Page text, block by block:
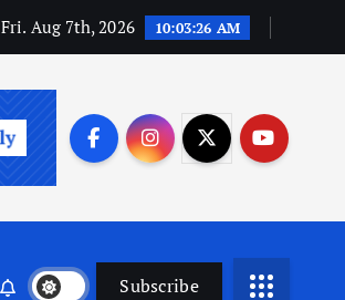
Fri. Aug 7th, 2026 10:03:27 AM
Subscribe